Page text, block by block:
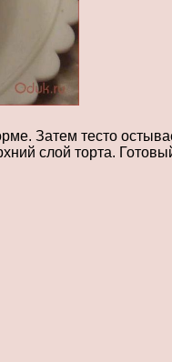
Затем тесто
слой торта.